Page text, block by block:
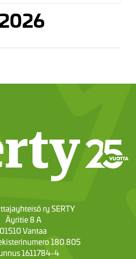
ry SERTY
Äyritie 8 A
01510 Vantaa
180.805
1611784-4